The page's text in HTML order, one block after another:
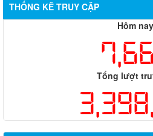
THỐNG KÊ TRUY CẬP
Hôm nay
Tổng lượt